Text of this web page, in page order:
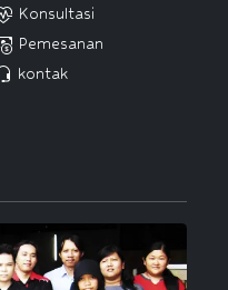
Konsultasi
Pemesanan
kontak